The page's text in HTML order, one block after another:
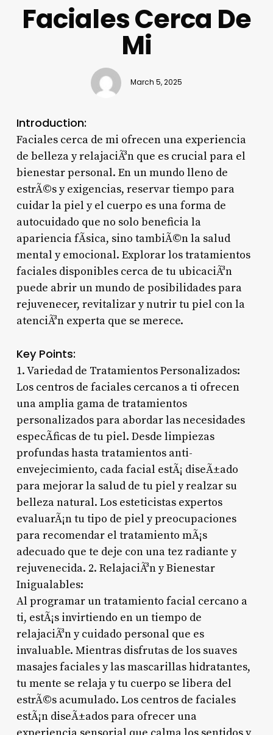
Faciales Cerca De
Mi
March 5, 2025
Introduction:
Faciales cerca de mi ofrecen una experiencia
de belleza y relajaciÃ³n que es crucial para el
bienestar personal. En un mundo lleno de
estrÃ©s y exigencias, reservar tiempo para
cuidar la piel y el cuerpo es una forma de
autocuidado que no solo beneficia la
apariencia fÃ­sica, sino tambiÃ©n la salud
mental y emocional. Explorar los tratamientos
faciales disponibles cerca de tu ubicaciÃ³n
puede abrir un mundo de posibilidades para
rejuvenecer, revitalizar y nutrir tu piel con la
atenciÃ³n experta que se merece.
Key Points:
1. Variedad de Tratamientos Personalizados:
Los centros de faciales cercanos a ti ofrecen
una amplia gama de tratamientos
personalizados para abordar las necesidades
especÃ­ficas de tu piel. Desde limpiezas
profundas hasta tratamientos anti-
envejecimiento, cada facial estÃ¡ diseÃ±ado
para mejorar la salud de tu piel y realzar su
belleza natural. Los esteticistas expertos
evaluarÃ¡n tu tipo de piel y preocupaciones
para recomendar el tratamiento mÃ¡s
adecuado que te deje con una tez radiante y
rejuvenecida. 2. RelajaciÃ³n y Bienestar
Inigualables:
Al programar un tratamiento facial cercano a
ti, estÃ¡s invirtiendo en un tiempo de
relajaciÃ³n y cuidado personal que es
invaluable. Mientras disfrutas de los suaves
masajes faciales y las mascarillas hidratantes,
tu mente se relaja y tu cuerpo se libera del
estrÃ©s acumulado. Los centros de faciales
estÃ¡n diseÃ±ados para ofrecer una